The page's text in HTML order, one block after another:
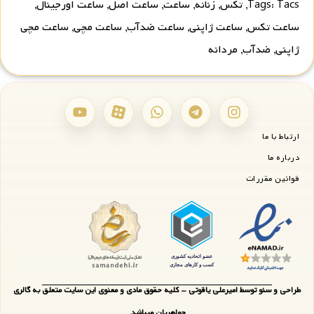
Tags: Tacs
, تکس, زنانه, ساعت, ساعت اصل, ساعت اورجینال,
ساعت تکس, ساعت ژاپنی, ساعت ضدآب, ساعت مچی, ساعت مچی
ژاپنی, ضدآب, مردانه
ارتباط با ما
درباره ما
قوانین مقررات
طراحی و سئو توسط امیرعلی یاقوتی - کلیه حقوق مادی و معنوی این سایت متعلق به گالری